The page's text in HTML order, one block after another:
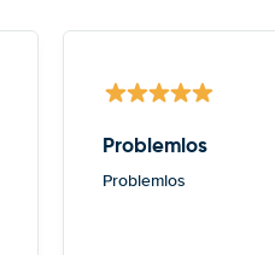
Problemlos
Problemlos